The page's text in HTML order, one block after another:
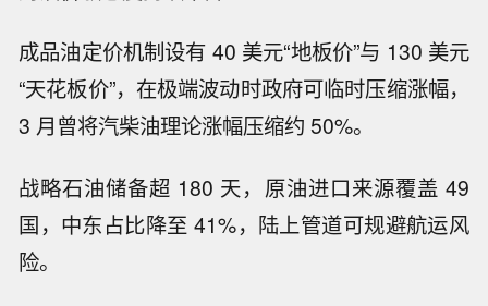
成品油定价机制设有 40 美元“地板价”与 130 美元
“天花板价”，在极端波动时政府可临时压缩涨幅，
3 月曾将汽柴油理论涨幅压缩约 50%。
战略石油储备超 180 天，原油进口来源覆盖 49
国，中东占比降至 41%，陆上管道可规避航运风
险。